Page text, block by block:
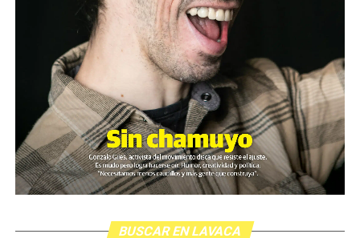
BUSCAR EN LAVACA